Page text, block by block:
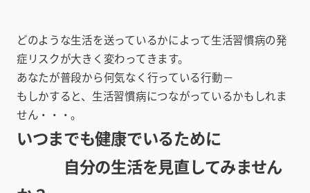
どのような生活を送っているかによって生活習慣病の発
症リスクが大きく変わってきます。
あなたが普段から何気なく行っている行動－
もしかすると、生活習慣病につながっているかもしれま
せん・・・。
いつまでも健康でいるために
自分の生活を見直してみません